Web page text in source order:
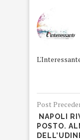
Post
NAPOLI
POSTO.